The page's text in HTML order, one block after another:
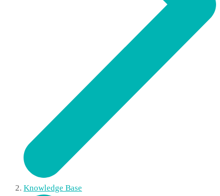
Knowledge Base